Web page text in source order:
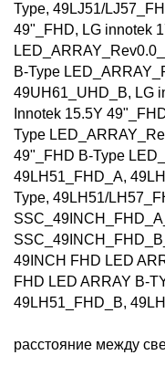
Type, 49LJ51/
49"_FHD, LG innotek
B-Type
49UH61_UHD_B, LG
Innotek 15.5Y
Type
49"_FHD B-Type
49LH51_FHD_A,
Type, 49LH51/
49INCH FHD LED
FHD LED ARRAY B-
49LH51_FHD_B,
расстояние между